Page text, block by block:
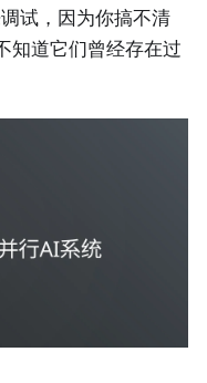
试，因为你搞不清
知道它们曾经存在过